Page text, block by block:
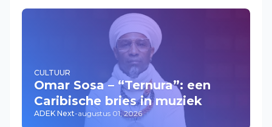
CULTUUR
Omar Sosa – “Ternura”: een
Caribische bries in muziek
ADEK Next-augustus 01, 2026